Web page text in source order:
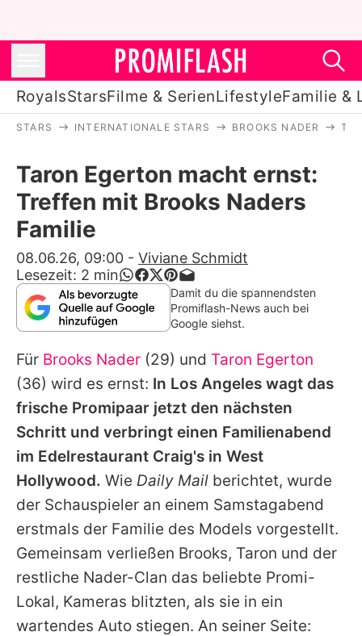
RoyalsStarsFilme & SerienLifestyleFamilie &
Stars
Filme & Serien
Lifestyle
Familie & Liebe
Promiflash Exklusiv
Alle Themen auf Promiflash
Jobs
App runterladen
Team
Redaktionelle Richtlinien
Impressum
Datenschutzerklärung
Nutzungsbedingungen
STARS INTERNATIONALE STARS BROOKS NADER
Taron Egerton macht ernst:
Treffen mit Brooks Naders
Familie
08.06.26, 09:00 - Viviane Schmidt
Lesezeit: 2 min
Damit du die spannendsten
Promiflash-News auch bei
Google siehst.
Für Brooks Nader (29) und Taron Egerton
(36) wird es ernst: In Los Angeles wagt das
frische Promipaar jetzt den nächsten
Schritt und verbringt einen Familienabend
im Edelrestaurant Craig's in West
Hollywood. Wie Daily Mail berichtet, wurde
der Schauspieler an einem Samstagabend
erstmals der Familie des Models vorgestellt.
Gemeinsam verließen Brooks, Taron und der
restliche Nader-Clan das beliebte Promi-
Lokal, Kameras blitzten, als sie in ein
wartendes Auto stiegen. An seiner Seite: